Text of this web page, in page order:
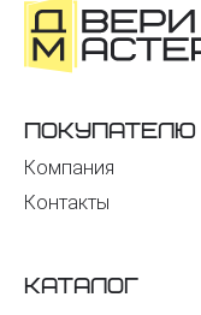
Покупателю
Компания
Контакты
Каталог